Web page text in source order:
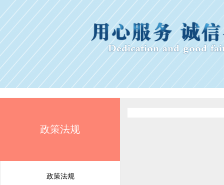
政策法规
政策法规